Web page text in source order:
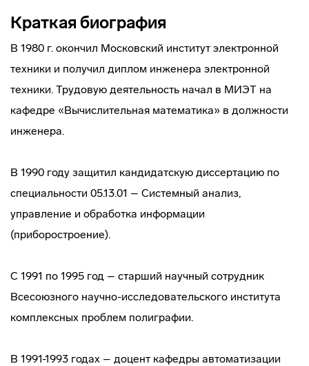
Краткая биография
В 1980 г. окончил Московский институт электронной
техники и получил диплом инженера электронной
техники. Трудовую деятельность начал в МИЭТ на
кафедре «Вычислительная математика» в должности
инженера.
В 1990 году защитил кандидатскую диссертацию по
специальности 05.13.01 – Системный анализ,
управление и обработка информации
(приборостроение).
С 1991 по 1995 год – старший научный сотрудник
Всесоюзного научно-исследовательского института
комплексных проблем полиграфии.
В 1991-1993 годах – доцент кафедры автоматизации